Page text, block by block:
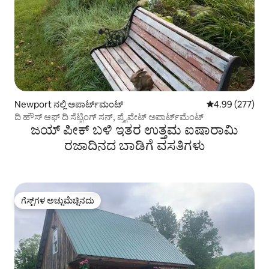
Newport ನಲ್ಲಿ ಅಪಾರ್ಟ್‌ಮಂಟ್ 5 ರಲ್ಲಿ 4.99
4.99 (277)
ದಿ ಹೌಸ್ ಆಫ್ ದಿ ಸೆಟ್ಟಿಂಗ್ ಸನ್, ಪ್ರೈವೇಟ್ ಅಪಾರ್ಟ್‌ಮೆಂಟ್
ಜಯ್ ಪೀಕ್ ಬಳಿ ಇತರ ಉತ್ತಮ ಐಷಾರಾಮಿ
ರಜಾದಿನದ ಬಾಡಿಗೆ ವಸತಿಗಳು
ಗೆಸ್ಟ್‌ಗಳ ಅಚ್ಚುಮೆಚ್ಚಿನದು
ಗೆಸ್ಟ್‌ಗಳ ಅಚ್ಚುಮೆಚ್ಚಿನದು